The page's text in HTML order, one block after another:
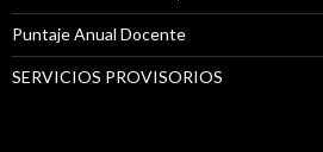
Puntaje Anual Docente
SERVICIOS PROVISORIOS